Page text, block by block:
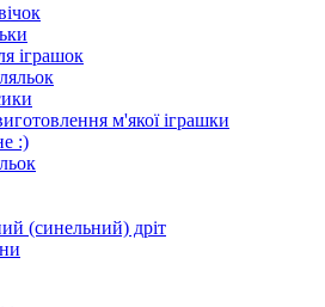
іграшок
м'якої іграшки
:)
(синельний) дріт